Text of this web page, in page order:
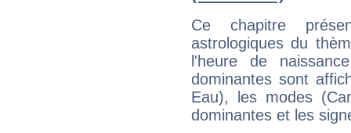
Ce chapitre
astrologiques du
l'heure de
dominantes sont
Eau), les modes
dominantes et les